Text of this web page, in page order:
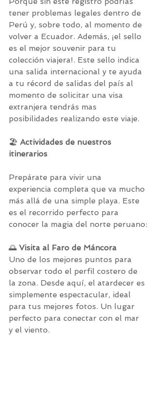
tener problemas legales dentro de
Perú y, sobre todo, al momento de
volver a Ecuador. Además, ¡el sello
es el mejor souvenir para tu
colección viajera!. Este sello indica
una salida internacional y te ayuda
a tu récord de salidas del país al
momento de solicitar una visa
extranjera tendrás mas
posibilidades realizando este viaje.
🏖️ Actividades de nuestros
itinerarios
Prepárate para vivir una
experiencia completa que va mucho
más allá de una simple playa. Este
es el recorrido perfecto para
conocer la magia del norte peruano:
🌅 Visita al Faro de Máncora
Uno de los mejores puntos para
observar todo el perfil costero de
la zona. Desde aquí, el atardecer es
simplemente espectacular, ideal
para tus mejores fotos. Un lugar
perfecto para conectar con el mar
y el viento.